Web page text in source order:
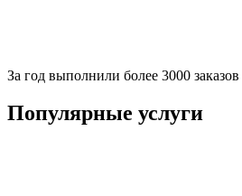
За год выполнили более 3000 заказов
Популярные услуги